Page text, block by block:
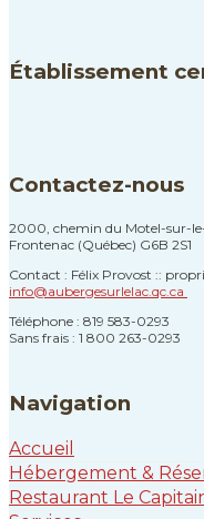
Établissement
Contactez-nous
2000, chemin du Motel-sur-
Frontenac (Québec) G6B 2S1
Contact : Félix Provost ::
info@aubergesurlelac.qc.ca
Téléphone : 819 583-0293
Sans frais : 1 800 263-0293
Navigation
Accueil
Hébergement &
Restaurant Le